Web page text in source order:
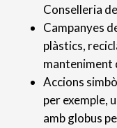
Conselleria
Campanyes
plàstics,
manteniment
Accions
per exemple,
amb globus